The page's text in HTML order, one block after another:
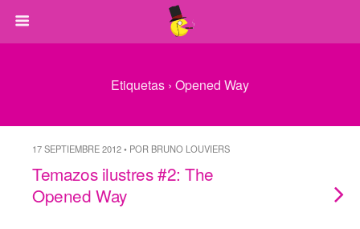
Etiquetas › Opened Way
17 SEPTIEMBRE 2012 • POR BRUNO LOUVIERS
Temazos ilustres #2: The
Opened Way